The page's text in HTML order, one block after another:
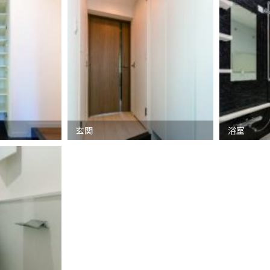
玄関 浴室